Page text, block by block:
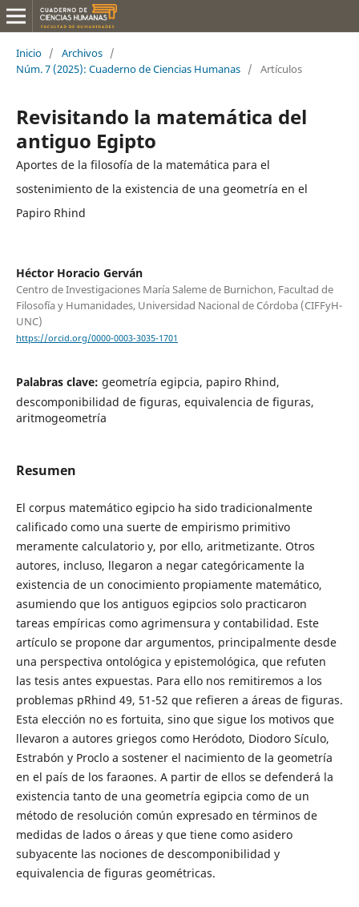
Inicio / Archivos /
Núm. 7 (2025): Cuaderno de Ciencias Humanas / Artículos
Revisitando la matemática del
antiguo Egipto
Aportes de la filosofía de la matemática para el
sostenimiento de la existencia de una geometría en el
Papiro Rhind
Héctor Horacio Gerván
Centro de Investigaciones María Saleme de Burnichon, Facultad de
Filosofía y Humanidades, Universidad Nacional de Córdoba (CIFFyH-
UNC)
https://orcid.org/0000-0003-3035-1701
Palabras clave: geometría egipcia, papiro Rhind,
descomponibilidad de figuras, equivalencia de figuras,
aritmogeometría
Resumen
El corpus matemático egipcio ha sido tradicionalmente
calificado como una suerte de empirismo primitivo
meramente calculatorio y, por ello, aritmetizante. Otros
autores, incluso, llegaron a negar categóricamente la
existencia de un conocimiento propiamente matemático,
asumiendo que los antiguos egipcios solo practicaron
tareas empíricas como agrimensura y contabilidad. Este
artículo se propone dar argumentos, principalmente desde
una perspectiva ontológica y epistemológica, que refuten
las tesis antes expuestas. Para ello nos remitiremos a los
problemas pRhind 49, 51-52 que refieren a áreas de figuras.
Esta elección no es fortuita, sino que sigue los motivos que
llevaron a autores griegos como Heródoto, Diodoro Sículo,
Estrabón y Proclo a sostener el nacimiento de la geometría
en el país de los faraones. A partir de ellos se defenderá la
existencia tanto de una geometría egipcia como de un
método de resolución común expresado en términos de
medidas de lados o áreas y que tiene como asidero
subyacente las nociones de descomponibilidad y
equivalencia de figuras geométricas.